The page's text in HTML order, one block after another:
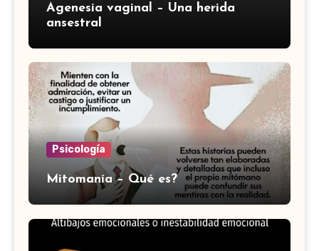
Agenesia vaginal – Una herida
ansestral
Psicología
Mitomanía – Qué es?